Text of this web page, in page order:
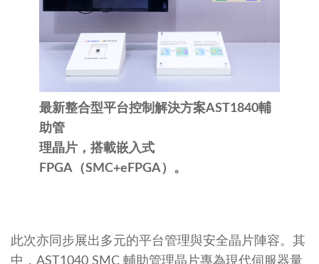
​最新整合型平台控制解決方案AST1840輔
助管
理晶片，搭載嵌入式
FPGA（SMC+eFPGA）。
此次亦同步展出多元的平台管理與安全晶片陣容。其
中，AST1040 SMC 輔助管理晶片專為現代伺服器量